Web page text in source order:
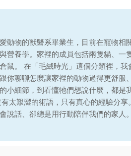
動物的獸醫系畢業生，目前在寵物相
營養學。家裡的成員包括兩隻貓、一
鼠。 在「毛絨時光」這個分類裡，我
你聊聊怎麼讓家裡的動物過得更舒服
小細節，到看懂牠們想說什麼，都是
太艱澀的術語，只有真心的經驗分享
說話、卻總是用行動陪伴我們的家人。